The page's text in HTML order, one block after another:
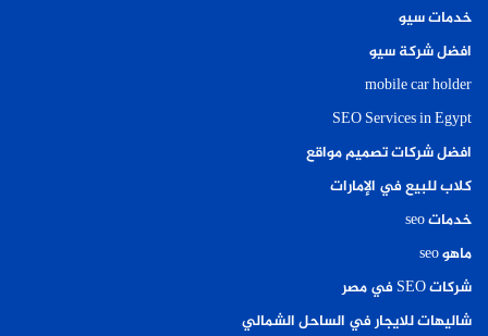
خدمات سيو
افضل شركة سيو
mobile car holder
SEO Services in Egypt
افضل شركات تصميم مواقع
كلاب للبيع في الإمارات
خدمات seo
ماهو seo
شركات SEO في مصر
شاليهات للايجار في الساحل الشمالي